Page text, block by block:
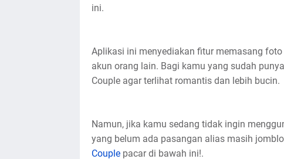
ini.
Aplikasi ini menyediakan fitur memasang
akun orang lain. Bagi kamu yang sudah
Couple agar terlihat romantis dan lebih bucin.
Namun, jika kamu sedang tidak ingin
yang belum ada pasangan alias masih
Couplepacar di bawah ini!.